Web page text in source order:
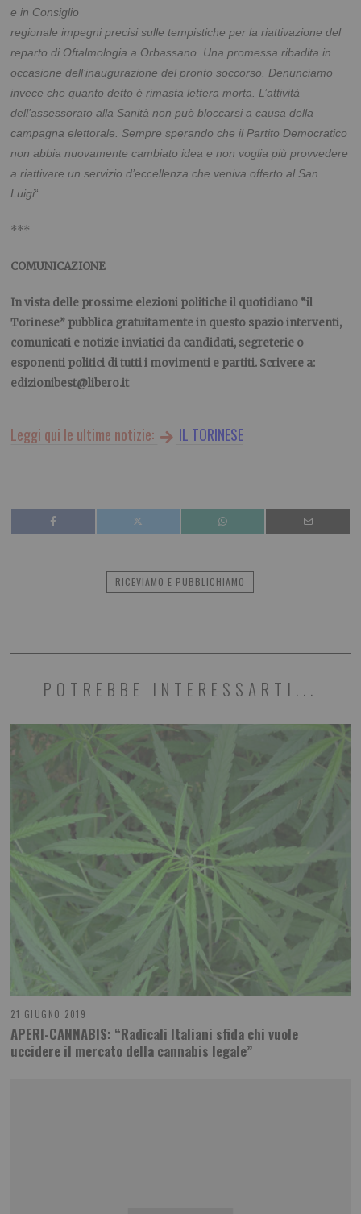
e in Consiglio
regionale impegni precisi sulle tempistiche per la riattivazione del
reparto di Oftalmologia a Orbassano. Una promessa ribadita in
occasione dell’inaugurazione del pronto soccorso. Denunciamo
invece che quanto detto é rimasta lettera morta. L’attività
dell’assessorato alla Sanità non può bloccarsi a causa della
campagna elettorale. Sempre sperando che il Partito Democratico
non abbia nuovamente cambiato idea e non voglia più provvedere
a riattivare un servizio d’eccellenza che veniva offerto al San
Luigi“.
***
COMUNICAZIONE
In vista delle prossime elezioni politiche il quotidiano “il
Torinese” pubblica gratuitamente in questo spazio interventi,
comunicati e notizie inviatici da candidati, segreterie o
esponenti politici di tutti i movimenti e partiti. Scrivere a:
edizionibest@libero.it
Leggi qui le ultime notizie: IL TORINESE
RICEVIAMO E PUBBLICHIAMO
POTREBBE INTERESSARTI...
21 GIUGNO 2019
APERI-CANNABIS: “Radicali Italiani sfida chi vuole
uccidere il mercato della cannabis legale”